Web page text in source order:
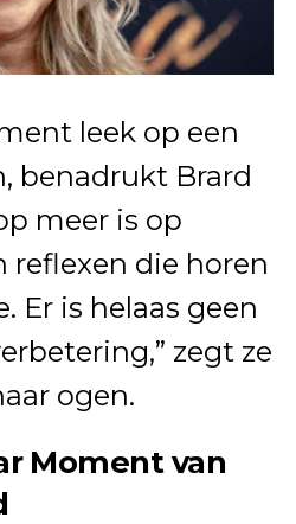
leek op een
benadrukt Brard
meer is op
reflexen die horen
Er is helaas geen
zegt ze
ogen.
Moment van